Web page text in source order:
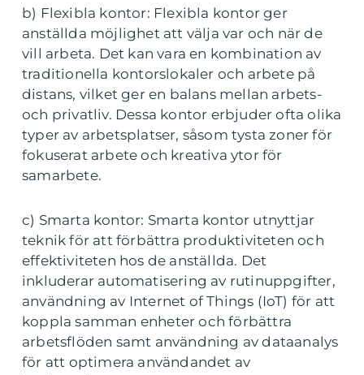
b) Flexibla kontor: Flexibla kontor ger
anställda möjlighet att välja var och när de
vill arbeta. Det kan vara en kombination av
traditionella kontorslokaler och arbete på
distans, vilket ger en balans mellan arbets-
och privatliv. Dessa kontor erbjuder ofta olika
typer av arbetsplatser, såsom tysta zoner för
fokuserat arbete och kreativa ytor för
samarbete.
c) Smarta kontor: Smarta kontor utnyttjar
teknik för att förbättra produktiviteten och
effektiviteten hos de anställda. Det
inkluderar automatisering av rutinuppgifter,
användning av Internet of Things (IoT) för att
koppla samman enheter och förbättra
arbetsflöden samt användning av dataanalys
för att optimera användandet av